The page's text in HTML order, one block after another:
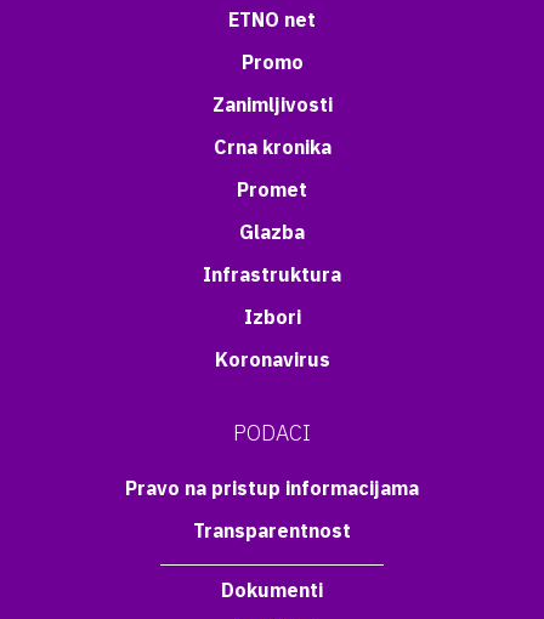
ETNO net
Promo
Zanimljivosti
Crna kronika
Promet
Glazba
Infrastruktura
Izbori
Koronavirus
PODACI
Pravo na pristup informacijama
Transparentnost
Dokumenti